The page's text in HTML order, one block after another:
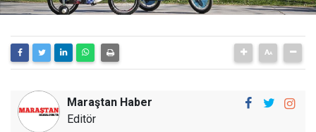
Maraştan Haber
Editör